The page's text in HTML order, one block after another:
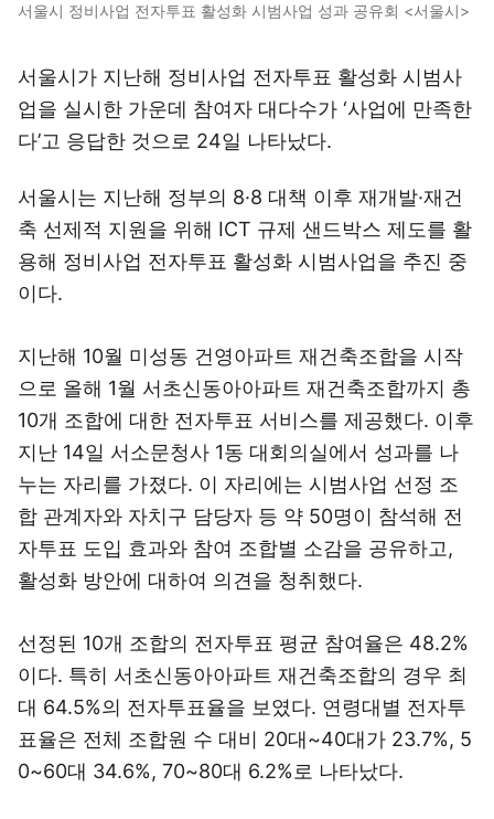
서울시 정비사업 전자투표 활성화 시범사업 성과 공유회 <서울시>
서울시가 지난해 정비사업 전자투표 활성화 시범사
업을 실시한 가운데 참여자 대다수가 ‘사업에 만족한
다’고 응답한 것으로 24일 나타났다.
서울시는 지난해 정부의 8·8 대책 이후 재개발·재건
축 선제적 지원을 위해 ICT 규제 샌드박스 제도를 활
용해 정비사업 전자투표 활성화 시범사업을 추진 중
이다.
지난해 10월 미성동 건영아파트 재건축조합을 시작
으로 올해 1월 서초신동아아파트 재건축조합까지 총
10개 조합에 대한 전자투표 서비스를 제공했다. 이후
지난 14일 서소문청사 1동 대회의실에서 성과를 나
누는 자리를 가졌다. 이 자리에는 시범사업 선정 조
합 관계자와 자치구 담당자 등 약 50명이 참석해 전
자투표 도입 효과와 참여 조합별 소감을 공유하고,
활성화 방안에 대하여 의견을 청취했다.
선정된 10개 조합의 전자투표 평균 참여율은 48.2%
이다. 특히 서초신동아아파트 재건축조합의 경우 최
대 64.5%의 전자투표율을 보였다. 연령대별 전자투
표율은 전체 조합원 수 대비 20대~40대가 23.7%, 5
0~60대 34.6%, 70~80대 6.2%로 나타났다.